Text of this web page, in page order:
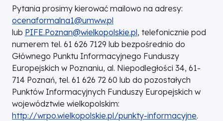
Pytania prosimy kierować mailowo na adresy:
ocenaformalna1@umww.pl
lub PIFE.Poznan@wielkopolskie.pl, telefonicznie pod
numerem tel. 61 626 7129 lub bezpośrednio do
Głównego Punktu Informacyjnego Funduszy
Europejskich w Poznaniu, al. Niepodległości 34, 61-
714 Poznań, tel. 61 626 72 60 lub do pozostałych
Punktów Informacyjnych Funduszy Europejskich w
województwie wielkopolskim:
http://wrpo.wielkopolskie.pl/punkty-informacyjne.